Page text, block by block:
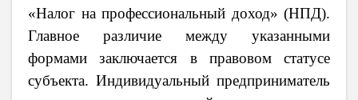
«Налог на профессиональный доход» (НПД).
Главное различие между указанными
формами заключается в правовом статусе
субъекта. Индивидуальный предприниматель